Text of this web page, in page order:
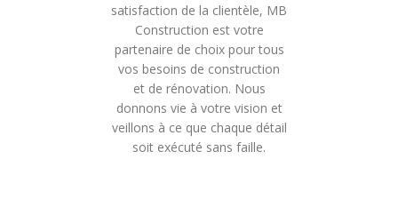
satisfaction de la clientèle, MB
Construction est votre
partenaire de choix pour tous
vos besoins de construction
et de rénovation. Nous
donnons vie à votre vision et
veillons à ce que chaque détail
soit exécuté sans faille.